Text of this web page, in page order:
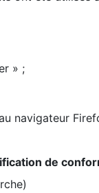
» ;
navigateur
de